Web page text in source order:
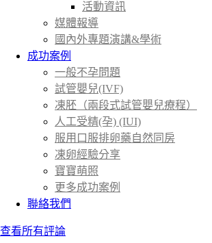
活動資訊
媒體報導
國內外專題演講&學術
成功案例
一般不孕問題
試管嬰兒(IVF)
凍胚（兩段式試管嬰兒療程）
人工受精(孕) (IUI)
服用口服排卵藥自然同房
凍卵經驗分享
寶寶萌照
更多成功案例
聯絡我們
查看所有評論